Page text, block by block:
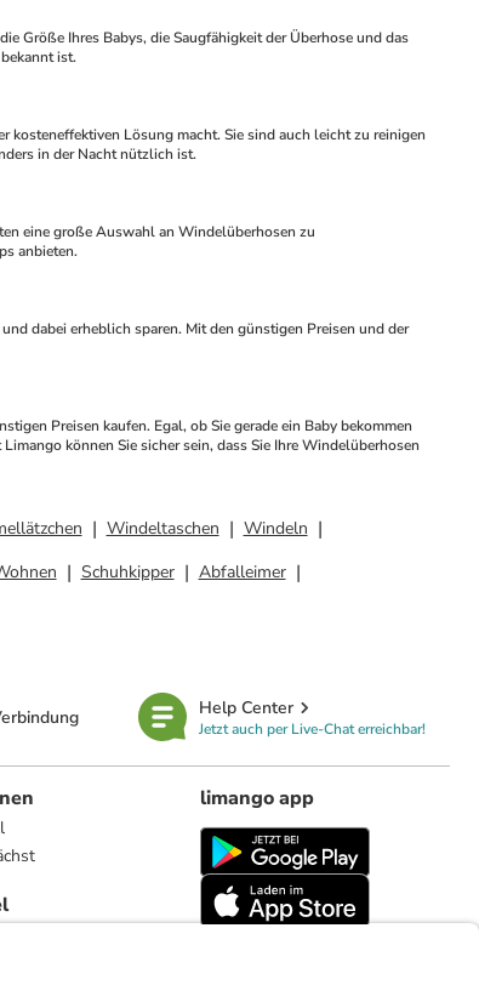
ist.
in der Nacht nützlich ist.
anbieten.
können Sie sicher sein, dass Sie Ihre Windelüberhosen
Windeltaschen
Windeln
Schuhkipper
Abfalleimer
Help Center
Jetzt auch per Live-Chat erreichbar!
limango app